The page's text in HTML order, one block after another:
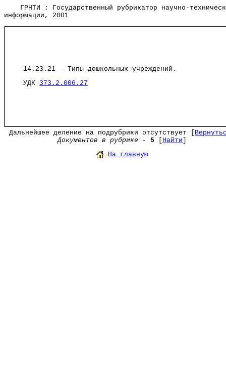
ГРНТИ : Государственный рубрикатор научно-
информации, 2001
14.23.21 - Типы дошкольных учреждений.
УДК 373.2 .006.27
Дальнейшее деление на подрубрики отсутствует [
Документов в рубрике - 5 Найти
На главную